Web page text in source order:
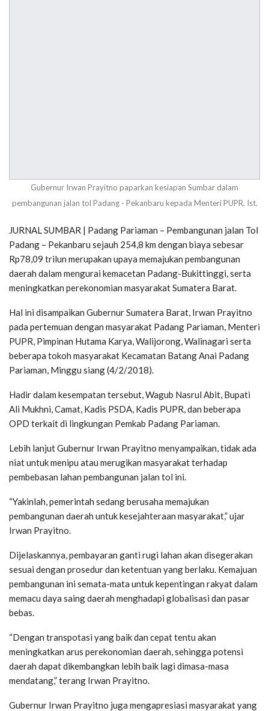
Gubernur Irwan Prayitno paparkan kesiapan Sumbar dalam
pembangunan jalan tol Padang - Pekanbaru kepada Menteri PUPR. Ist.
JURNAL SUMBAR | Padang Pariaman – Pembangunan jalan Tol
Padang – Pekanbaru sejauh 254,8 km dengan biaya sebesar
Rp78,09 trilun merupakan upaya memajukan pembangunan
daerah dalam mengurai kemacetan Padang-Bukittinggi, serta
meningkatkan perekonomian masyarakat Sumatera Barat.
Hal ini disampaikan Gubernur Sumatera Barat, Irwan Prayitno
pada pertemuan dengan masyarakat Padang Pariaman, Menteri
PUPR, Pimpinan Hutama Karya, Walijorong, Walinagari serta
beberapa tokoh masyarakat Kecamatan Batang Anai Padang
Pariaman, Minggu siang (4/2/2018).
Hadir dalam kesempatan tersebut, Wagub Nasrul Abit, Bupati
Ali Mukhni, Camat, Kadis PSDA, Kadis PUPR, dan beberapa
OPD terkait di lingkungan Pemkab Padang Pariaman.
Lebih lanjut Gubernur Irwan Prayitno menyampaikan, tidak ada
niat untuk menipu atau merugikan masyarakat terhadap
pembebasan lahan pembangunan jalan tol ini.
“Yakinlah, pemerintah sedang berusaha memajukan
pembangunan daerah untuk kesejahteraan masyarakat,” ujar
Irwan Prayitno.
Dijelaskannya, pembayaran ganti rugi lahan akan disegerakan
sesuai dengan prosedur dan ketentuan yang berlaku. Kemajuan
pembangunan ini semata-mata untuk kepentingan rakyat dalam
memacu daya saing daerah menghadapi globalisasi dan pasar
bebas.
“Dengan transpotasi yang baik dan cepat tentu akan
meningkatkan arus perekonomian daerah, sehingga potensi
daerah dapat dikembangkan lebih baik lagi dimasa-masa
mendatang,” terang Irwan Prayitno.
Gubernur Irwan Prayitno juga mengapresiasi masyarakat yang